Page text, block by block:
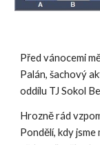
Před vánocemi
Palán, šachový
oddílu TJ Sokol
Hrozně rád
Pondělí, kdy jsme